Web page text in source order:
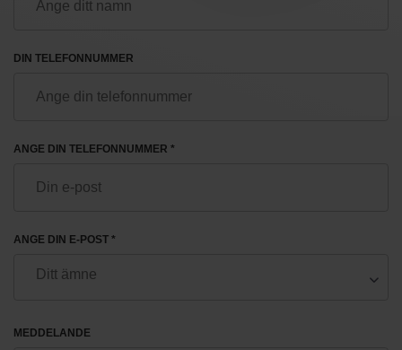
DIN TELEFONNUMMER
ANGE DIN TELEFONNUMMER *
ANGE DIN E-POST *
MEDDELANDE